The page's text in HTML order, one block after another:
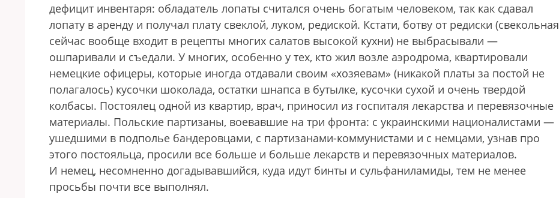
дефицит инвентаря: обладатель лопаты считался очень богатым человеком, так как сдавал
лопату в аренду и получал плату свеклой, луком, редиской. Кстати, ботву от редиски (свекольная
сейчас вообще входит в рецепты многих салатов высокой кухни) не выбрасывали —
ошпаривали и съедали. У многих, особенно у тех, кто жил возле аэродрома, квартировали
немецкие офицеры, которые иногда отдавали своим «хозяевам» (никакой платы за постой не
полагалось) кусочки шоколада, остатки шнапса в бутылке, кусочки сухой и очень твердой
колбасы. Постоялец одной из квартир, врач, приносил из госпиталя лекарства и перевязочные
материалы. Польские партизаны, воевавшие на три фронта: с украинскими националистами —
ушедшими в подполье бандеровцами, с партизанами-коммунистами и с немцами, узнав про
этого постояльца, просили все больше и больше лекарств и перевязочных материалов.
И немец, несомненно догадывавшийся, куда идут бинты и сульфаниламиды, тем не менее
просьбы почти все выполнял.